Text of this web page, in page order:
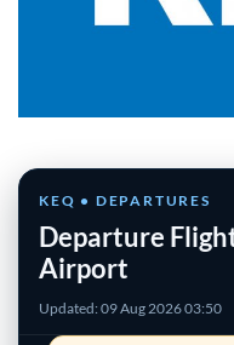
KEQ • DEPARTURES
Departure
Airport
Updated: 09 Aug 2026 03:50